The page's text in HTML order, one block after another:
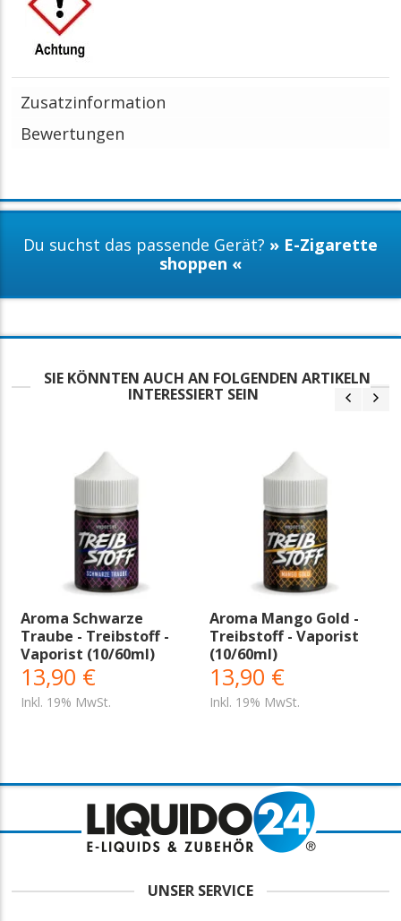
Zusatzinformation
Bewertungen
Du suchst das passende Gerät? » E-Zigarette
shoppen «
SIE KÖNNTEN AUCH AN FOLGENDEN ARTIKELN
INTERESSIERT SEIN
Aroma Schwarze
Traube - Treibstoff -
Vaporist (10/60ml)
13,90 €
Inkl. 19% MwSt.
Aroma Mango Gold -
Treibstoff - Vaporist
(10/60ml)
13,90 €
Inkl. 19% MwSt.
UNSER SERVICE